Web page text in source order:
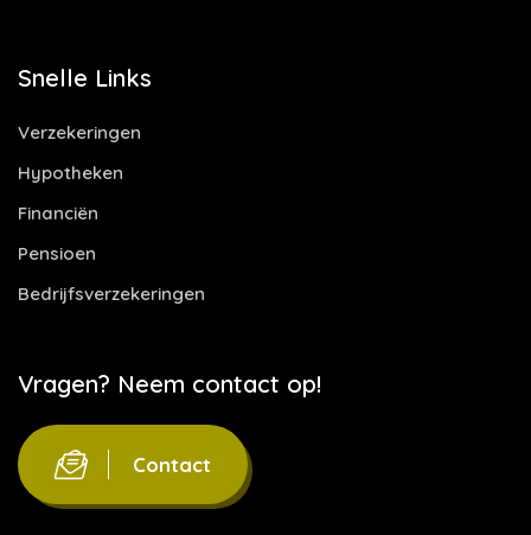
Snelle Links
Verzekeringen
Hypotheken
Financiën
Pensioen
Bedrijfsverzekeringen
Vragen? Neem contact op!
Contact